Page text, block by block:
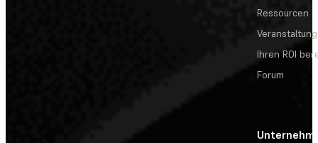
Ressourcen
Ihren ROI
Forum